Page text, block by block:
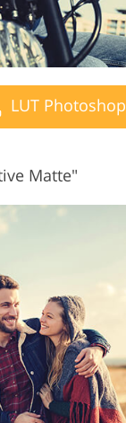
LUT Photoshop
Matte"